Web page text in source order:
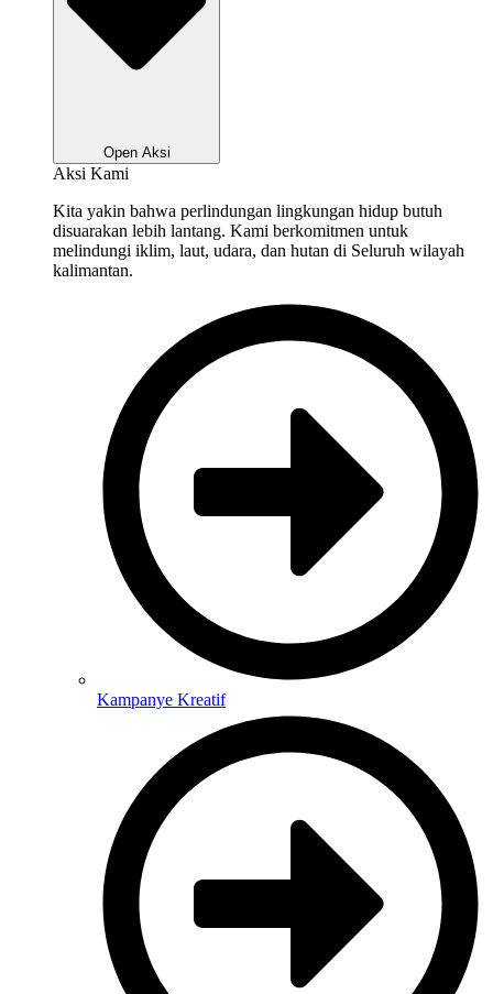
Open Aksi
Aksi Kami
Kita yakin bahwa perlindungan lingkungan hidup butuh
disuarakan lebih lantang. Kami berkomitmen untuk
melindungi iklim, laut, udara, dan hutan di Seluruh wilayah
kalimantan.
Kampanye Kreatif